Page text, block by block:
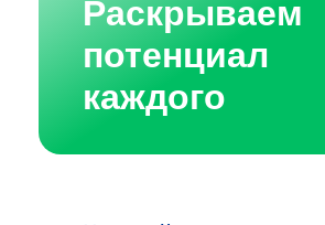
Раскрываем
потенциал
каждого